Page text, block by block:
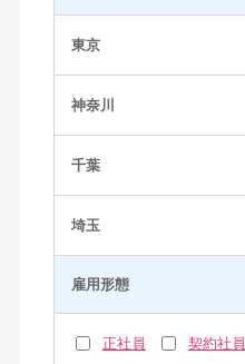
東京
神奈川
千葉
埼玉
雇用形態
正社員 契約社員